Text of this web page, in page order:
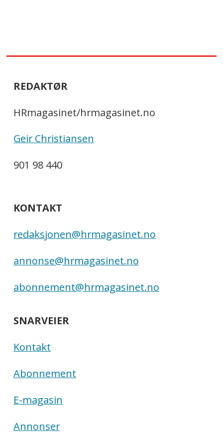
REDAKTØR
HRmagasinet/hrmagasinet.no
Geir Christiansen
901 98 440
KONTAKT
redaksjonen@hrmagasinet.no
annonse@hrmagasinet.no
abonnement@hrmagasinet.no
SNARVEIER
Kontakt
Abonnement
E-magasin
Annonser